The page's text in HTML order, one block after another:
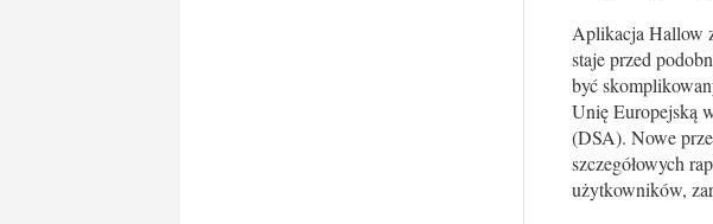
Aplikacja Hallow
staje przed
być
Unię Europejską
(DSA). Nowe
szczegółowych
użytkowników,